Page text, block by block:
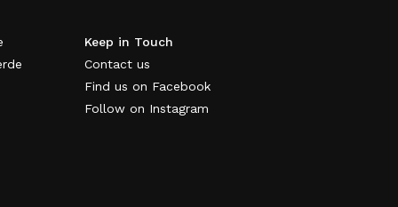
Keep in Touch
Contact us
Find us on Facebook
Follow on Instagram